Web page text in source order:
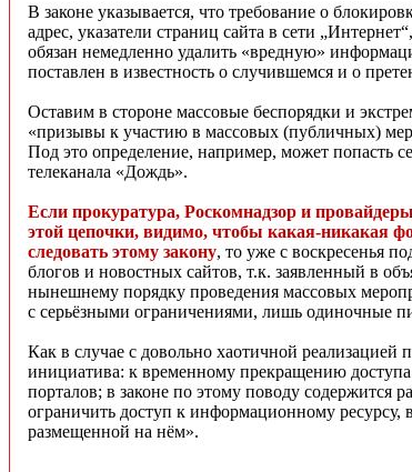
В законе указывается, что требование о
адрес, указатели страниц сайта в сети
обязан немедленно удалить «вредную»
поставлен в известность о случившемся и о
Оставим в стороне массовые беспорядки и
«призывы к участию в массовых (публичных)
Под это определение, например, может попасть
телеканала «Дождь».
Если прокуратура, Роскомнадзор и
этой цепочки, видимо, чтобы какая-никакая
следовать этому закону, то уже с воскресенья
блогов и новостных сайтов, т.к. заявленный в
нынешнему порядку проведения массовых
с серьёзными ограничениями, лишь одиночные
Как в случае с довольно хаотичной
инициатива: к временному прекращению
порталов; в законе по этому поводу содержится
ограничить доступ к информационному
размещенной на нём».